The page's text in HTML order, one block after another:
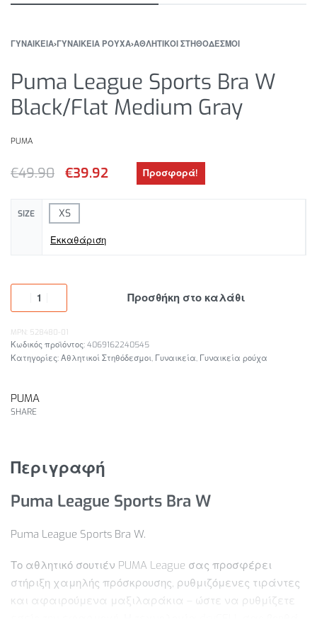
ΓΥΝΑΙΚΕΙΑ›ΓΥΝΑΙΚΕΙΑ ΡΟΥΧΑ›ΑΘΛΗΤΙΚΟΙ ΣΤΗΘΟΔΕΣΜΟΙ
Puma League Sports Bra W
Black/Flat Medium Gray
PUMA
€49.90 €39.92 Προσφορά!
SIZE XS
Εκκαθάριση
Προσθήκη στο καλάθι
MPN: 528480-01
4069162240545
Κατηγορίες: Αθλητικοί Στηθόδεσμοι, Γυναικεία, Γυναικεία ρούχα
PUMA
SHARE
Περιγραφή
Puma League Sports Bra W
Puma League Sports Bra W.
Το αθλητικό σουτιέν PUMA League σας προσφέρει
στήριξη χαμηλής πρόσκρουσης, ρυθμιζόμενες τιράντες
και αφαιρούμενα μαξιλαράκια – ώστε να ρυθμίζετε